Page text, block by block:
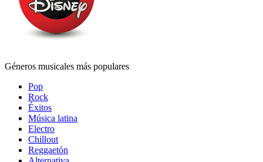
Géneros musicales más populares
Pop
Rock
Éxitos
Música latina
Electro
Chillout
Reggaetón